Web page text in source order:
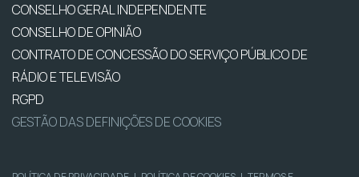
CONSELHO GERAL INDEPENDENTE
CONSELHO DE OPINIÃO
CONTRATO DE CONCESSÃO DO SERVIÇO PÚBLICO DE
RÁDIO E TELEVISÃO
RGPD
GESTÃO DAS DEFINIÇÕES DE COOKIES